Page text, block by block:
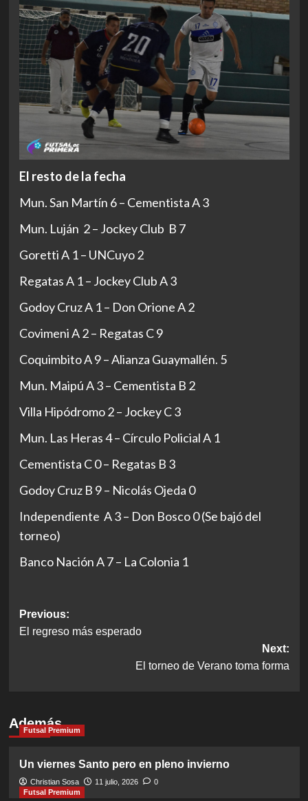
El resto de la fecha
Mun. San Martín 6 – Cementista A 3
Mun. Luján 2 – Jockey Club B 7
Goretti A 1 – UNCuyo 2
Regatas A 1 – Jockey Club A 3
Godoy Cruz A 1 – Don Orione A 2
Covimeni A 2 – Regatas C 9
Coquimbito A 9 – Alianza Guaymallén. 5
Mun. Maipú A 3 – Cementista B 2
Villa Hipódromo 2 – Jockey C 3
Mun. Las Heras 4 – Círculo Policial A 1
Cementista C 0 – Regatas B 3
Godoy Cruz B 9 – Nicolás Ojeda 0
Independiente A 3 – Don Bosco 0 (Se bajó del
torneo)
Banco Nación A 7 – La Colonia 1
Post
navigation
Previous:
El regreso más esperado
Next:
El torneo de Verano toma forma
Además
Futsal Premium
Un viernes Santo pero en pleno invierno
Christian Sosa 11 julio, 2026
0
Futsal Premium